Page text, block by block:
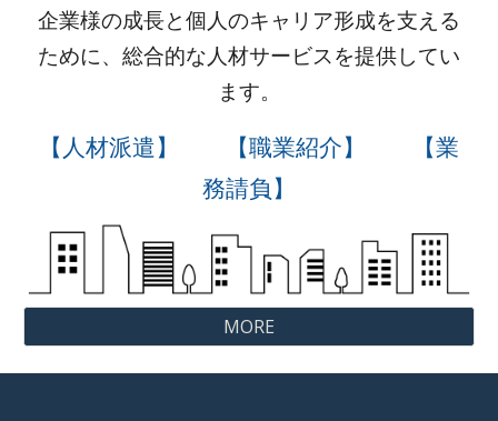
企業様の成長と個人のキャリア形成を支える
ために、総合的な人材サービスを提供してい
ます。
【人材派遣】 【職業紹介】
【業
務請負】
MORE